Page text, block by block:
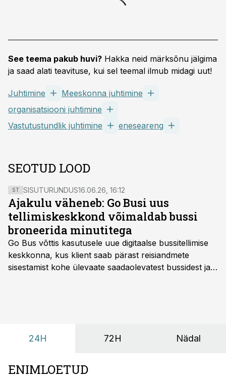
See teema pakub huvi? Hakka neid märksõnu jälgima
ja saad alati teavituse, kui sel teemal ilmub midagi uut!
Juhtimine
Meeskonna juhtimine
organisatsiooni juhtimine
Vastutustundlik juhtimine
eneseareng
SEOTUD LOOD
ST SISUTURUNDUS16.06.26, 16:12
Ajakulu väheneb: Go Busi uus
tellimiskeskkond võimaldab bussi
broneerida minutitega
Go Bus võttis kasutusele uue digitaalse bussitellimise
keskkonna, kus klient saab pärast reisiandmete
sisestamist kohe ülevaate saadaolevatest bussidest ja
24H 72H Nädal
ENIMLOETUD